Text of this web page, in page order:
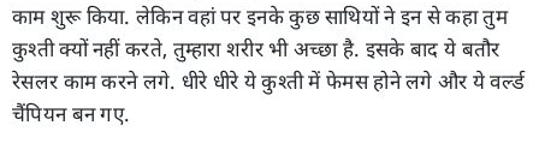
काम शुरू किया. लेकिन वहां पर इनके कुछ साथियों ने इन से कहा तुम
कुश्ती क्यों नहीं करते, तुम्हारा शरीर भी अच्छा है. इसके बाद ये बतौर
रेसलर काम करने लगे. धीरे धीरे ये कुश्ती में फेमस होने लगे और ये वर्ल्ड
चैंपियन बन गए.